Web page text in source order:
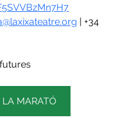
| +34
MARATÓ